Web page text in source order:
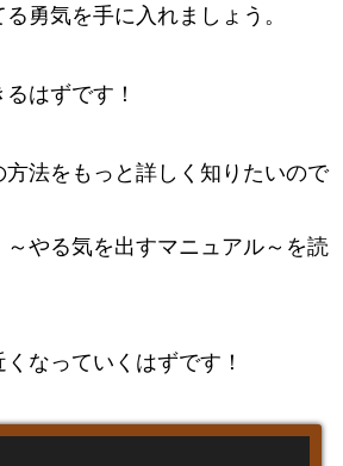
勇気を手に入れましょう。
はずです！
方法をもっと詳しく知りたいので
～やる気を出すマニュアル～を読
なっていくはずです！